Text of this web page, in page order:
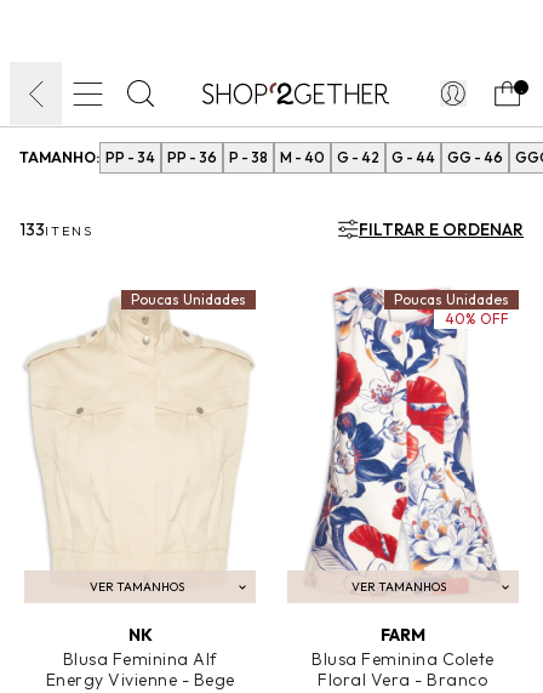
TAMANHO: PP - 34 PP - 36 P - 38 M - 40 G - 42 G - 44 GG - 46
133ITENS FILTRAR E ORDENAR
VER TAMANHOS
ADICIONAR AO CARRINHO
NK
Blusa Feminina Alf
Energy Vivienne - Bege
Poucas Unidades
VER TAMANHOS
ADICIONAR AO CARRINHO
FARM
Blusa Feminina Colete
Floral Vera - Branco
Poucas Unidades
40% OFF